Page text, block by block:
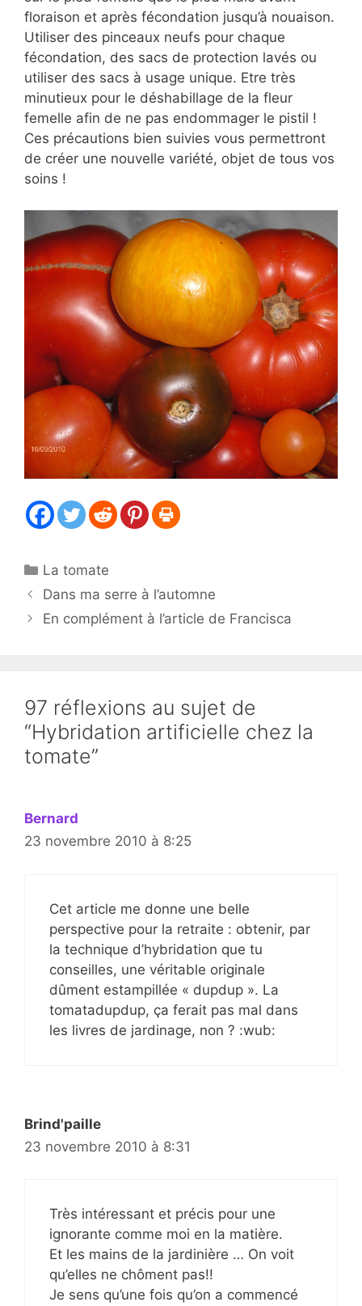
floraison et après fécondation jusqu’à nouaison.
Utiliser des pinceaux neufs pour chaque
fécondation, des sacs de protection lavés ou
utiliser des sacs à usage unique. Etre très
minutieux pour le déshabillage de la fleur
femelle afin de ne pas endommager le pistil !
Ces précautions bien suivies vous permettront
de créer une nouvelle variété, objet de tous vos
soins !
Catégories
La tomate
Dans ma serre à l’automne
En complément à l’article de Francisca
97 réflexions au sujet de
“Hybridation artificielle chez la
tomate”
Bernard
23 novembre 2010 à 8:25
Cet article me donne une belle
perspective pour la retraite : obtenir, par
la technique d’hybridation que tu
conseilles, une véritable originale
dûment estampillée « dupdup ». La
tomatadupdup, ça ferait pas mal dans
les livres de jardinage, non ? :wub:
Brind'paille
23 novembre 2010 à 8:31
Très intéressant et précis pour une
ignorante comme moi en la matière.
Et les mains de la jardinière … On voit
qu’elles ne chôment pas!!
Je sens qu’une fois qu’on a commencé